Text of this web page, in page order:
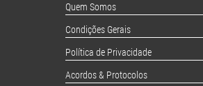
Quem Somos
Condições Gerais
Política de Privacidade
Acordos & Protocolos